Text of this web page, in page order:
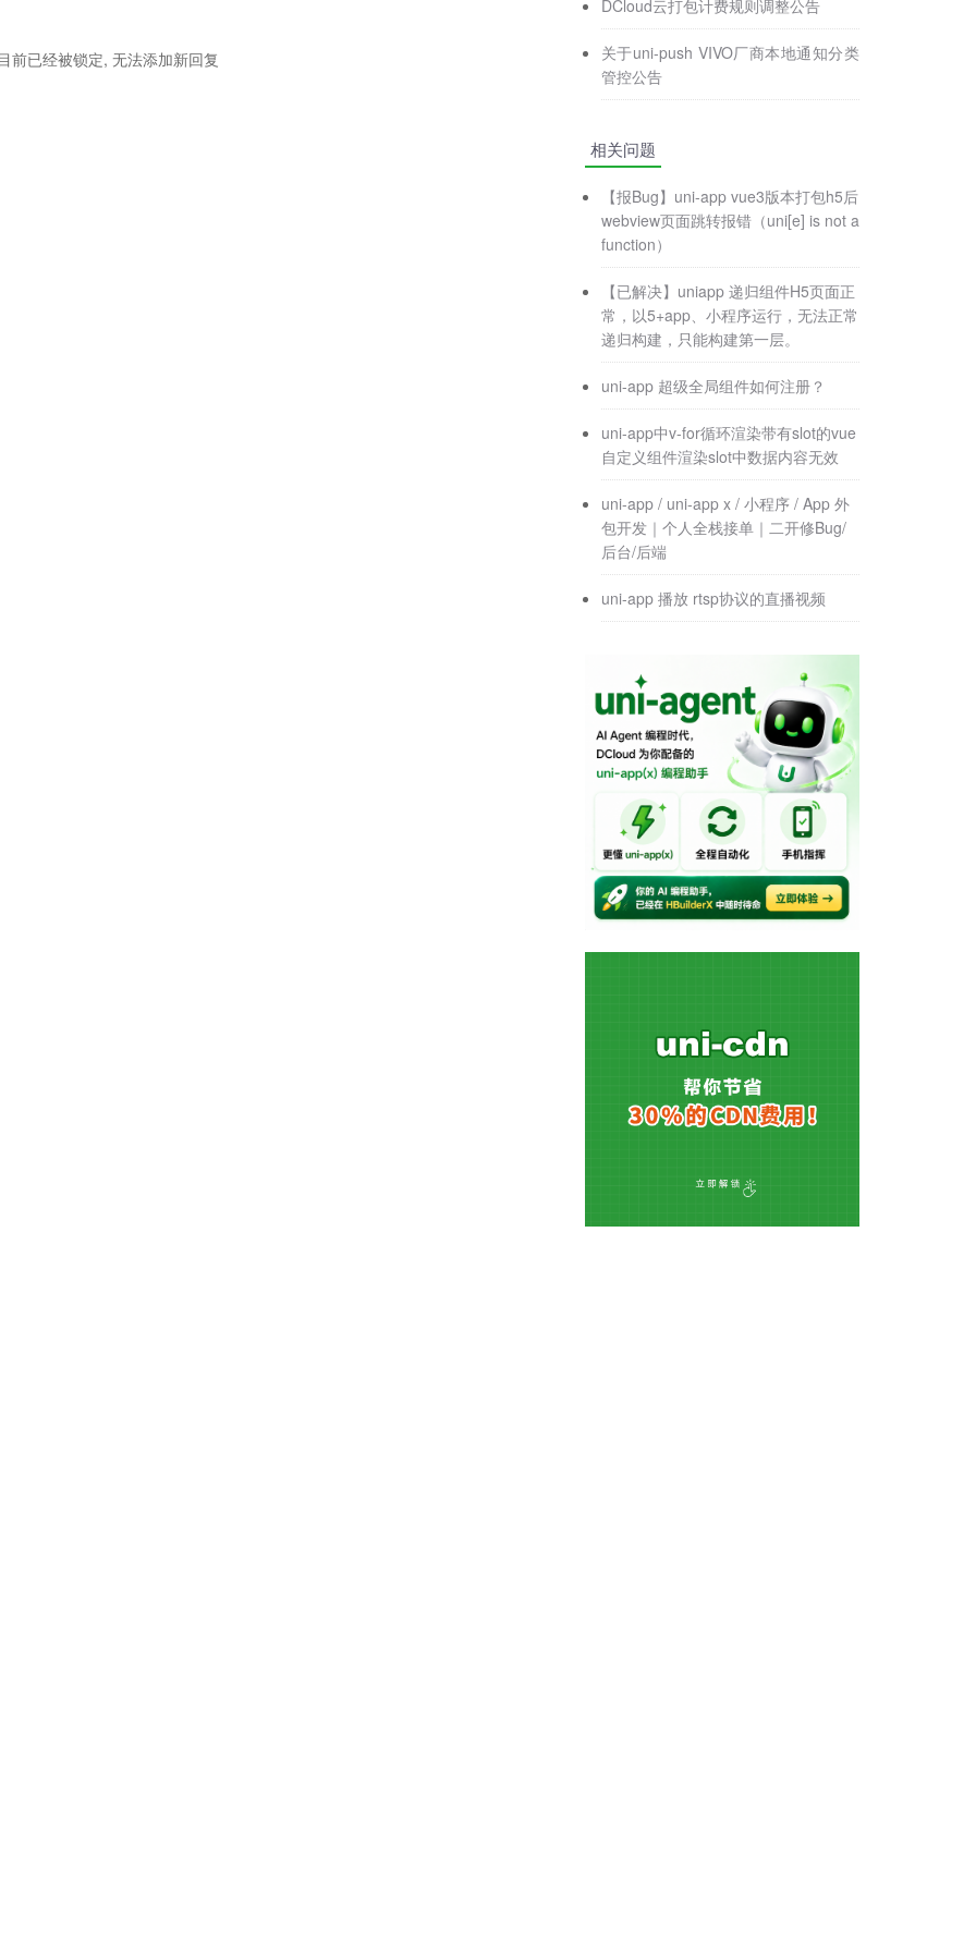
前已经被锁定, 无法添加新回复
DCloud云打包计费规则调整公告
关于uni-push VIVO厂商本地通知分类
管控公告
相关问题
【报Bug】uni-app vue3版本打包h5后
webview页面跳转报错（uni[e] is not a
function）
【已解决】uniapp 递归组件H5页面正
常，以5+app、小程序运行，无法正常
递归构建，只能构建第一层。
uni-app 超级全局组件如何注册？
uni-app中v-for循环渲染带有slot的vue
自定义组件渲染slot中数据内容无效
uni-app / uni-app x / 小程序 / App 外
包开发｜个人全栈接单｜二开修Bug/
后台/后端
uni-app 播放 rtsp协议的直播视频